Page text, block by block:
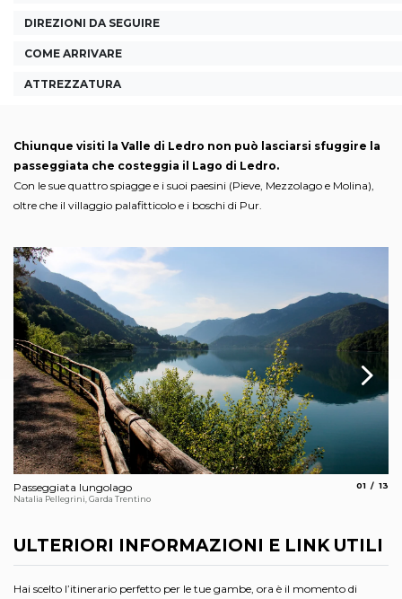
DIREZIONI DA SEGUIRE
COME ARRIVARE
ATTREZZATURA
Chiunque visiti la Valle di Ledro non può lasciarsi sfuggire la
passeggiata che costeggia il Lago di Ledro.
Con le sue quattro spiagge e i suoi paesini (Pieve, Mezzolago e Molina),
oltre che il villaggio palafitticolo e i boschi di Pur.
Passeggiata lungolago
Natalia Pellegrini, Garda Trentino
01 13
ULTERIORI INFORMAZIONI E LINK UTILI
Hai scelto l’itinerario perfetto per le tue gambe, ora è il momento di